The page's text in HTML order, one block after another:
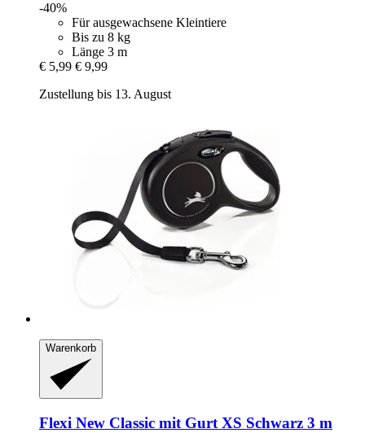
-40%
Für ausgewachsene Kleintiere
Bis zu 8 kg
Länge 3 m
€ 5,99 € 9,99
Zustellung bis 13. August
Warenkorb
Flexi New Classic mit Gurt XS Schwarz 3 m